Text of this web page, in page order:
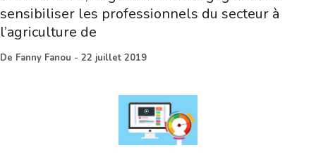
sensibiliser les professionnels du secteur à
l’agriculture de
De Fanny Fanou - 22 juillet 2019